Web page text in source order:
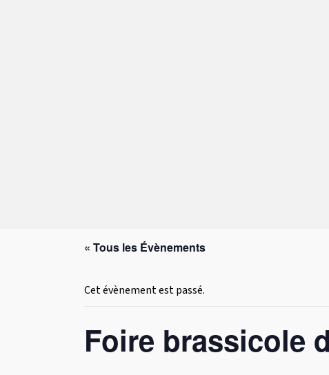
« Tous les Évènements
Cet évènement est passé.
Foire brassicole